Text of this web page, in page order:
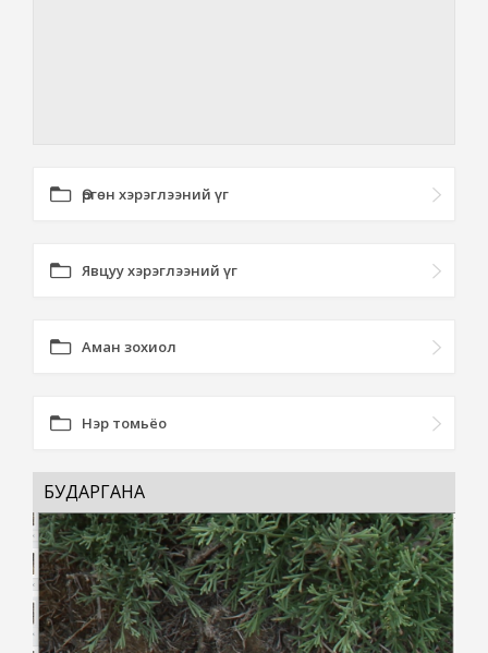
Өргөн хэрэглээний үг
Явцуу хэрэглээний үг
Аман зохиол
Нэр томьёо
БУДАРГАНА